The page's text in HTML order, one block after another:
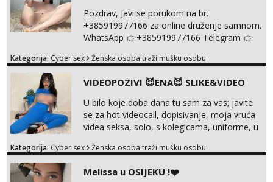
Pozdrav, Javi se porukom na br.
+385919977166 za online druženje samnom.
WhatsApp 👉+385919977166 Telegram 👉
solo i s partnerom, kolegicama
haljine, štikle, samostojeće itd. Nudim
svakakva videa seksa, pušenje, razne
lokacije, suradnje s kolegicama, fetiši..
Dopisivanje i slike također radim. NIŠTA UŽI...
Kategorija: Cyber sex Ženska osoba traži mušku osobu
VIDEOPOZIVI 😈ENA😈 SLIKE&VIDEO
U bilo koje doba dana tu sam za vas; javite
se za hot videocall, dopisivanje, moja vruća
videa seksa, solo, s kolegicama, uniforme, u
+385919977166 Telegram 👉
UŽIVO
Kategorija: Cyber sex Ženska osoba traži mušku osobu
Melissa u OSIJEKU !❤️